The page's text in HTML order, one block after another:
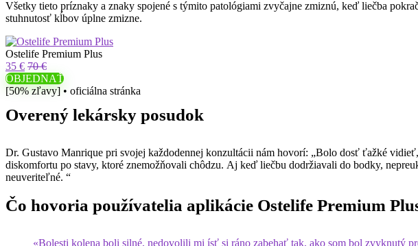
Všetky tieto príznaky a znaky spojené s týmito patológiami zvyčajne zmiznú, keď liečba
stuhnutosť kĺbov úplne zmizne.
Ostelife Premium Plus
35 € 70 €
OBJEDNAŤ
[50% zľavy] • oficiálna stránka
Overený lekársky posudok
Dr. Gustavo Manrique pri svojej každodennej konzultácii nám hovorí: „Bolo dosť ťažké
diskomfortu po stavy, ktoré znemožňovali chôdzu. Aj keď liečbu dodržiavali do bodky,
neuveriteľné. “
Čo hovoria používatelia aplikácie Ostelife Premium
«Bolesti kolena boli silné, nedovolili mi ísť si ráno zabehať tak, ako som bol zvyknutý